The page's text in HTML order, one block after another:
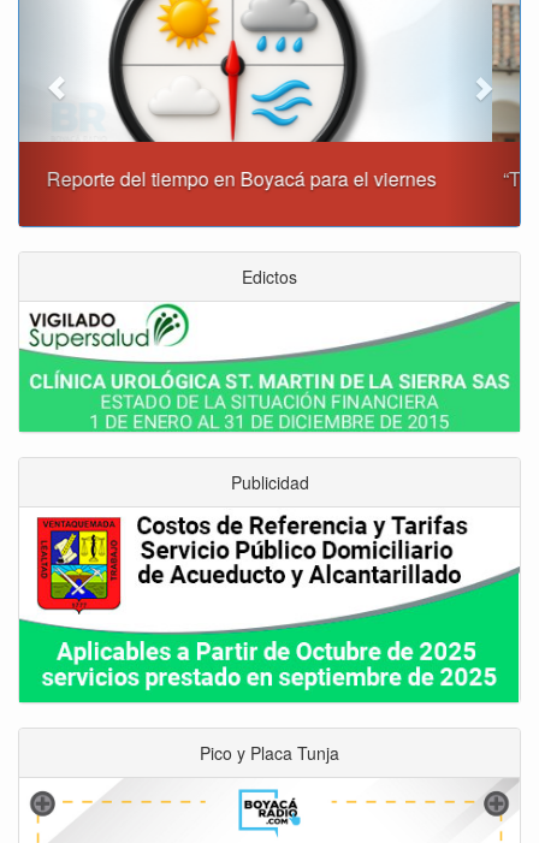
“Tunja nos ha dado demasiado y no podemos fallarle en
Edictos
Publicidad
Pico y Placa Tunja